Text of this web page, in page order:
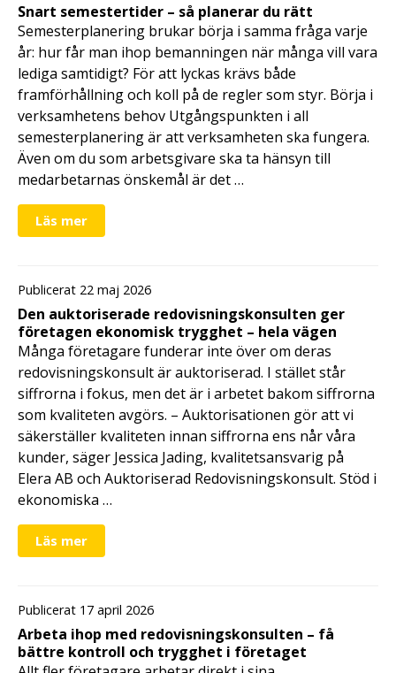
Snart semestertider – så planerar du rätt
Semesterplanering brukar börja i samma fråga varje
år: hur får man ihop bemanningen när många vill vara
lediga samtidigt? För att lyckas krävs både
framförhållning och koll på de regler som styr. Börja i
verksamhetens behov Utgångspunkten i all
semesterplanering är att verksamheten ska fungera.
Även om du som arbetsgivare ska ta hänsyn till
medarbetarnas önskemål är det …
Läs mer
Publicerat 22 maj 2026
Den auktoriserade redovisningskonsulten ger
företagen ekonomisk trygghet – hela vägen
Många företagare funderar inte över om deras
redovisningskonsult är auktoriserad. I stället står
siffrorna i fokus, men det är i arbetet bakom siffrorna
som kvaliteten avgörs. – Auktorisationen gör att vi
säkerställer kvaliteten innan siffrorna ens når våra
kunder, säger Jessica Jading, kvalitetsansvarig på
Elera AB och Auktoriserad Redovisningskonsult. Stöd i
ekonomiska …
Läs mer
Publicerat 17 april 2026
Arbeta ihop med redovisningskonsulten – få
bättre kontroll och trygghet i företaget